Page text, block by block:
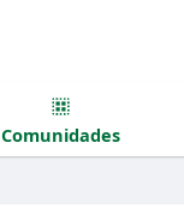
Comunidades